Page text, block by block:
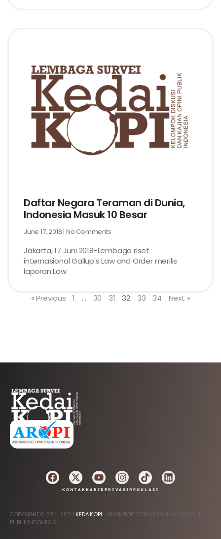
Daftar Negara Teraman di Dunia,
Indonesia Masuk 10 Besar
June 17, 2018 No Comments
Jakarta, 17 Juni 2018-Lembaga riset
internasional Gallup’s Law and Order merilis
laporan Law
« Previous 1 … 30 31 32 33 34 Next »
AFILIASI
KONTAK KARIRPRIVASI REGULASI
COPYRIGHT © 2014-2024 KEDAIKOPI :: KELOMPOK DISKUSI DAN KAJIAN OPINI
PUBLIK INDONESIA